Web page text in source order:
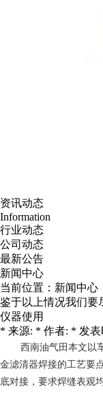
资讯动态
Information
行业动态
公司动态
最新公告
新闻中心
当前位置： 新闻中心
鉴于以上情况我们要
仪器使用
* 来源: * 作者: * 发表
西南油气田 本文以
金滤清器焊接的工艺要
底对接，要求焊缝表观